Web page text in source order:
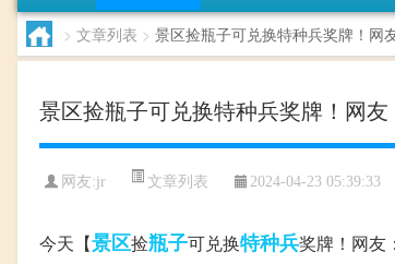
> 文章列表 > 景区捡瓶子可兑换特种兵奖牌！网
景区捡瓶子可兑换特种兵奖牌！网
网友:jr 文章列表 2024-04-23 05:39:33
今天【景区捡瓶子可兑换特种兵奖牌！网友